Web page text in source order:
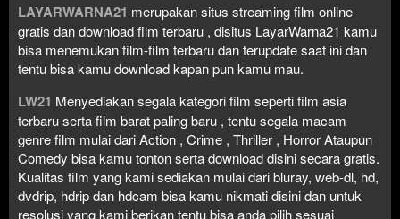
LAYARWARNA21 merupakan situs streaming film online
gratis dan download film terbaru , disitus LayarWarna21 kamu
bisa menemukan film-film terbaru dan terupdate saat ini dan
tentu bisa kamu download kapan pun kamu mau.
LW21 Menyediakan segala kategori film seperti film asia
terbaru serta film barat paling baru , tentu segala macam
genre film mulai dari Action , Crime , Thriller , Horror Ataupun
Comedy bisa kamu tonton serta download disini secara gratis.
Kualitas film yang kami sediakan mulai dari bluray, web-dl, hd,
dvdrip, hdrip dan hdcam bisa kamu nikmati disini dan untuk
resolusi yang kami berikan tentu bisa anda pilih sesuai